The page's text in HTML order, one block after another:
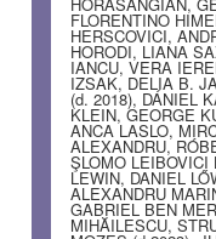
FLORENTINO
HERSCOVICI,
HORODI, LIANA
IANCU, VERA
IZSAK, DELIA B.
(d. 2018), DÁNIEL
KLEIN, GEORGE
ANCA LASLO,
ALEXANDRU,
ŞLOMO LEIBOVICI
LEWIN, DANIEL
ALEXANDRU
GABRIEL BEN
MIHĂILESCU,